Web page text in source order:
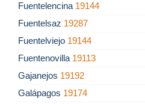
Fuentelencina 19144
Fuentelsaz 19287
Fuentelviejo 19144
Fuentenovilla 19113
Gajanejos 19192
Galápagos 19174